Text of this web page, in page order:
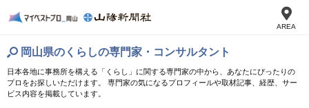
AREA
岡山県のくらしの専門家・コンサルタント
日本各地に事務所を構える「くらし」に関する専門家の中から、あなたにぴったりの
プロをお探しいただけます。 専門家の気になるプロフィールや取材記事、経歴、サー
ビス内容を掲載しています。